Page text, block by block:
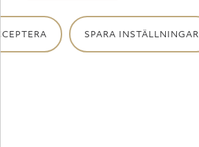
SPARA INSTÄLLNINGAR